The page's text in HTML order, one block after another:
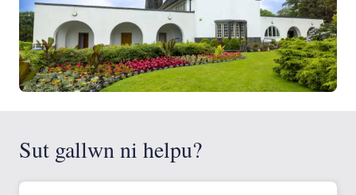
Sut gallwn ni helpu?